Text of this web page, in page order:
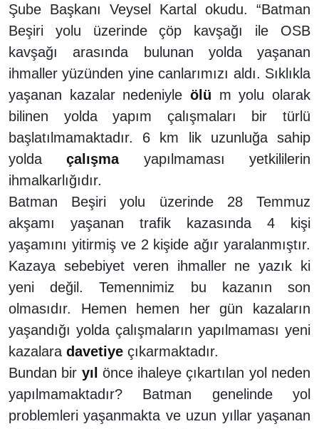
Şube Başkanı Veysel Kartal okudu. “Batman
Beşiri yolu üzerinde çöp kavşağı ile OSB
kavşağı arasında bulunan yolda yaşanan
ihmaller yüzünden yine canlarımızı aldı. Sıklıkla
yaşanan kazalar nedeniyle ölü m yolu olarak
bilinen yolda yapım çalışmaları bir türlü
başlatılmamaktadır. 6 km lik uzunluğa sahip
yoldaçalışmayapılmaması yetkililerin
ihmalkarlığıdır.
Batman Beşiri yolu üzerinde 28 Temmuz
akşamı yaşanan trafik kazasında 4 kişi
yaşamını yitirmiş ve 2 kişide ağır yaralanmıştır.
Kazaya sebebiyet veren ihmaller ne yazık ki
yeni değil. Temennimiz bu kazanın son
olmasıdır. Hemen hemen her gün kazaların
yaşandığı yolda çalışmaların yapılmaması yeni
kazalara davetiye çıkarmaktadır.
Bundan bir yıl önce ihaleye çıkartılan yol neden
yapılmamaktadır? Batman genelinde yol
problemleri yaşanmakta ve uzun yıllar yaşanan